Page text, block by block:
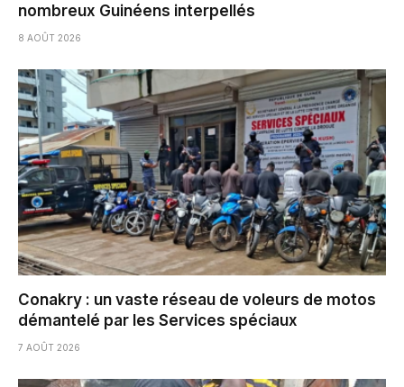
nombreux Guinéens interpellés
8 AOÛT 2026
Conakry : un vaste réseau de voleurs de motos
démantelé par les Services spéciaux
7 AOÛT 2026